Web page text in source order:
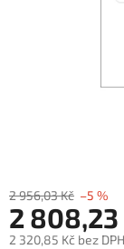
2 956,03 Kč –5 %
2 808,23
2 320,85 Kč bez DPH